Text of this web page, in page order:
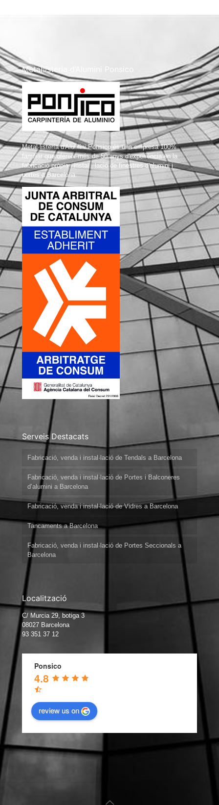
Metal·listería d’Alumini Ponsico
Metal·listería d'Alumini Ponsico és una empresa 100%
familiar que ofereix més de 50 anys d'experiència en la
fabricació pròpia i instal · lació de finestres d'alumini i
portes a Barcelona.
Serveis Destacats
Fabricació, venda i instal·lació de Tendals a Barcelona
Fabricació, venda i instal·lació de Portes i Balconeres
d’alumini a Barcelona
Fabricació, venda i instal·lació de Vidres a Barcelona
Tancaments a Barcelona
Fabricació, venda i instal·lació de Portes Seccionals a
Barcelona
Localització
C/ Murcia 29, botiga 3
08027 Barcelona
93 351 37 12
Ponsico
4.8
review us on